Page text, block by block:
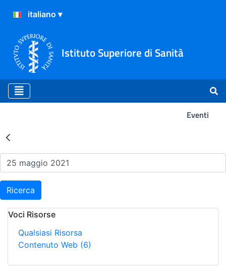
Istituto Superiore di Sanità
Eventi
Risultati della Ricerca -
Ricerca
Voci Risorse
Qualsiasi Risorsa
Contenuto Web (6)